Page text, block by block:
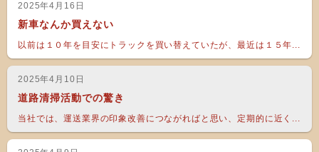
2025年4月16日
新車なんか買えない
以前は１０年を目安にトラックを買い替えていたが、最近は１５年...
2025年4月10日
道路清掃活動での驚き
当社では、運送業界の印象改善につながればと思い、定期的に近く...